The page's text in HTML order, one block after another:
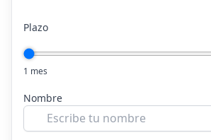
Plazo
1 mes
Nombre